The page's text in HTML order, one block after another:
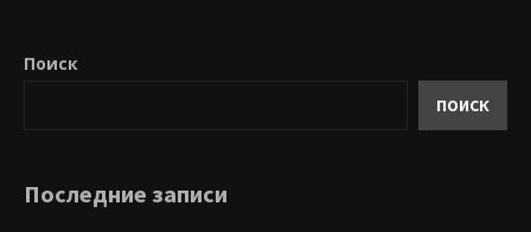
Поиск
ПОИСК
Последние записи